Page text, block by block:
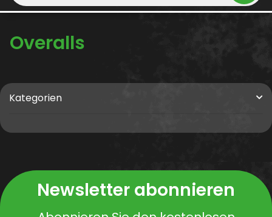
Overalls
Kategorien
Newsletter abonnieren